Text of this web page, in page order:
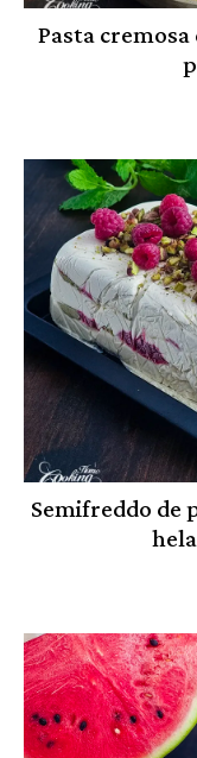
Pasta cremosa
Semifreddo de